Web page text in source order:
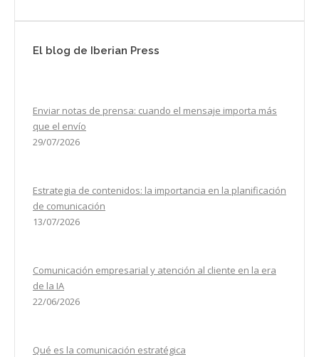
El blog de Iberian Press
Enviar notas de prensa: cuando el mensaje importa más
que el envío
29/07/2026
Estrategia de contenidos: la importancia en la planificación
de comunicación
13/07/2026
Comunicación empresarial y atención al cliente en la era
de la IA
22/06/2026
Qué es la comunicación estratégica